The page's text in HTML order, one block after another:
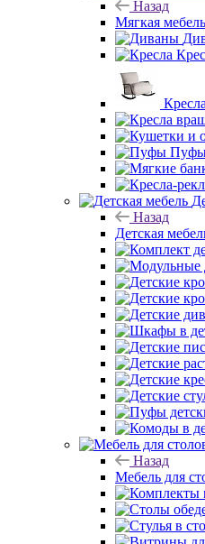
Назад
Мягкая мебель
Назад
Детская
Назад
Мебель для